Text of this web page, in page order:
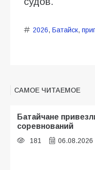
2026, Батайск,
САМОЕ ЧИТАЕМОЕ
Батайчане
соревнований
181 06.08.2026